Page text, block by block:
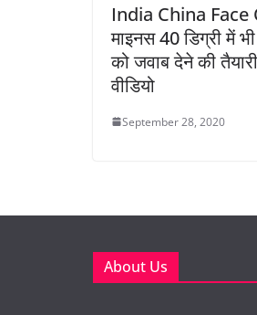
India China Face
माइनस 40 डिग्री में
को जवाब देने की
वीडियो
September 28, 2020
About Us